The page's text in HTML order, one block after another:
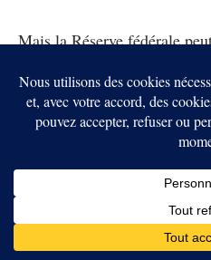
Mais la Réserve fédérale
cas, la hausse du coût de
sur le marché. La dette
tandis que les taux
Cette contradiction explique
n’est pas garanti. Le
de la création monétaire et